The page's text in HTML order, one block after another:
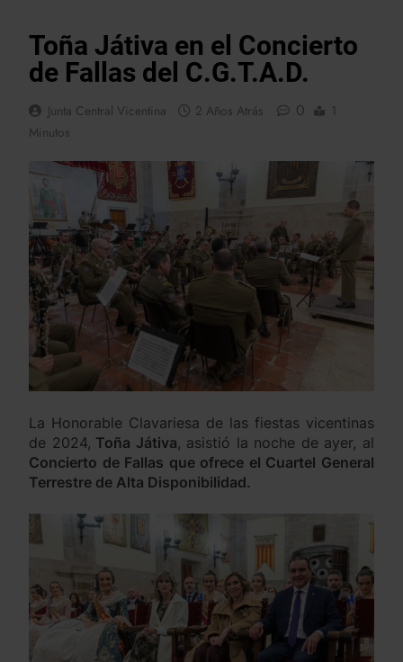
Toña Játiva en el Concierto
de Fallas del C.G.T.A.D.
Junta Central Vicentina 2 Años Atrás 0
1
Minutos
La Honorable Clavariesa de las fiestas vicentinas
de 2024, Toña Játiva, asistió la noche de ayer, al
Concierto de Fallas que ofrece el Cuartel General
Terrestre de Alta Disponibilidad.